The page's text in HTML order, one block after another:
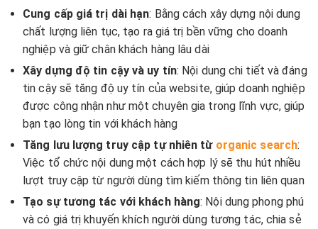
Cung cấp giá trị dài hạn: Bằng cách xây dựng nội dung
chất lượng liên tục, tạo ra giá trị bền vững cho doanh
nghiệp và giữ chân khách hàng lâu dài
Xây dựng độ tin cậy và uy tín: Nội dung chi tiết và đáng
tin cậy sẽ tăng độ uy tín của website, giúp doanh nghiệp
được công nhận như một chuyên gia trong lĩnh vực, giúp
bạn tạo lòng tin với khách hàng
Tăng lưu lượng truy cập tự nhiên từ organic search:
Việc tổ chức nội dung một cách hợp lý sẽ thu hút nhiều
lượt truy cập từ người dùng tìm kiếm thông tin liên quan
Tạo sự tương tác với khách hàng: Nội dung phong phú
và có giá trị khuyến khích người dùng tương tác, chia sẻ